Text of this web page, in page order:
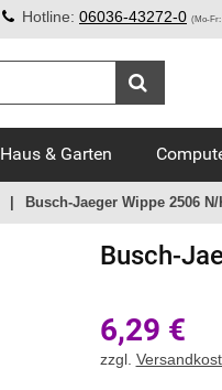
Hotline: 06036-43272-0 (Mo-Fr:
Haus & Garten
Busch-Jaeger Wippe 2506 N/
Busch-
6,29 €
zzgl.